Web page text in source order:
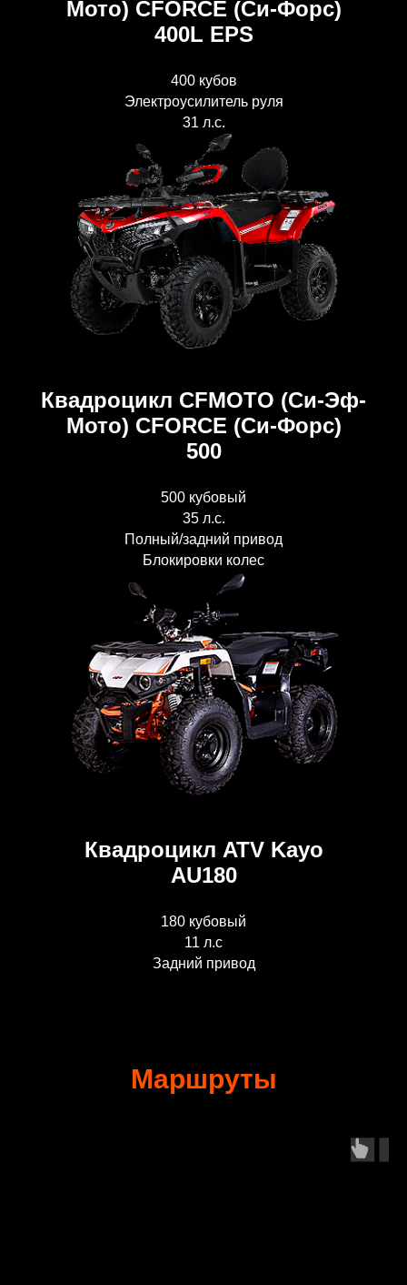
Мото) CFORCE (Си-Форс)
400L EPS
400 кубов
Электроусилитель руля
31 л.с.
Квадроцикл CFMOTO (Си-Эф-
Мото) CFORCE (Си-Форс)
500
500 кубовый
35 л.с.
Полный/задний привод
Блокировки колес
Квадроцикл ATV Kayo
AU180
180 кубовый
11 л.с
Задний привод
Маршруты